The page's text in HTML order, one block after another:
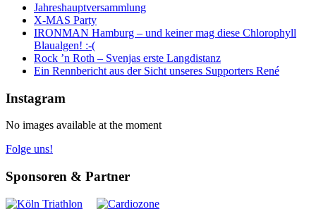
Jahreshauptversammlung
X-MAS Party
IRONMAN Hamburg – und keiner mag diese Chlorophyll
Blaualgen! :-(
Rock ’n Roth – Svenjas erste Langdistanz
Ein Rennbericht aus der Sicht unseres Supporters René
Instagram
No images available at the moment
Folge uns!
Sponsoren & Partner